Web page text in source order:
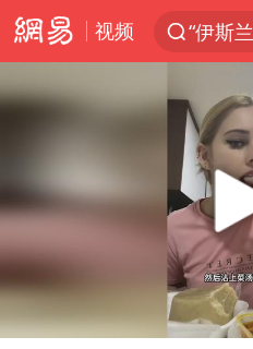
视频
“伊斯
光影
以军
方桃子
Play
00:00